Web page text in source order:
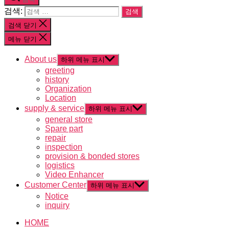
검색:
검색 닫기
메뉴 닫기
About us 하위 메뉴 표시
greeting
history
Organization
Location
supply & service 하위 메뉴 표시
general store
Spare part
repair
inspection
provision & bonded stores
logistics
Video Enhancer
Customer Center 하위 메뉴 표시
Notice
inquiry
HOME